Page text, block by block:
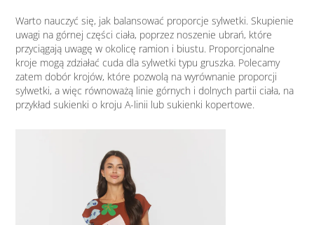
Warto nauczyć się, jak balansować proporcje sylwetki. Skupienie
uwagi na górnej części ciała, poprzez noszenie ubrań, które
przyciągają uwagę w okolicę ramion i biustu. Proporcjonalne
kroje mogą zdziałać cuda dla sylwetki typu gruszka. Polecamy
zatem dobór krojów, które pozwolą na wyrównanie proporcji
sylwetki, a więc równoważą linie górnych i dolnych partii ciała, na
przykład sukienki o kroju A-linii lub sukienki kopertowe.